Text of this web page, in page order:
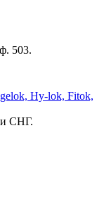
503.
СНГ.